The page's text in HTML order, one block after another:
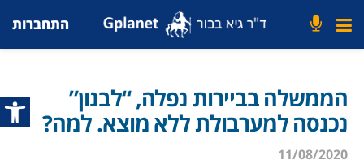
פתח
התחברות
הממשלה בביירות נפלה, “לבנון”
נכנסה למערבולת ללא מוצא. למה?
11/08/2020